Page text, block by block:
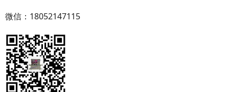
微信：18052147115